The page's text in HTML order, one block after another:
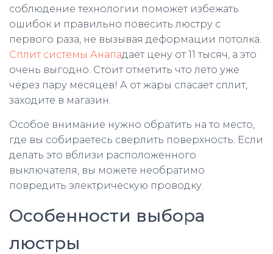
соблюдение технологии поможет избежать
ошибок и правильно повесить люстру с
первого раза, не вызывая деформации потолка.
Сплит системы Анападаёт цену от 11 тысяч, а это
очень выгодно. Стоит отметить что лето уже
через пару месяцев! А от жары спасает сплит,
заходите в магазин.
Особое внимание нужно обратить на то место,
где вы собираетесь сверлить поверхность. Если
делать это вблизи расположенного
выключателя, вы можете необратимо
повредить электрическую проводку.
Особенности выбора
люстры